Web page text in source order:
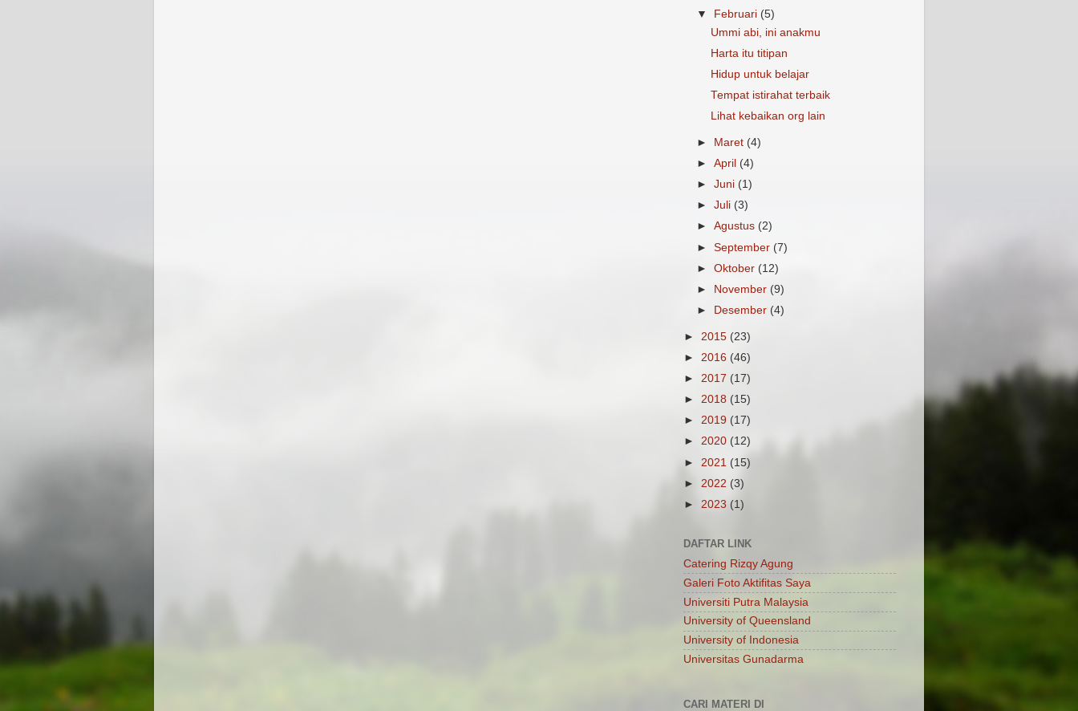
▼
Februari (5)
Ummi abi, ini anakmu
Harta itu titipan
Hidup untuk belajar
Tempat istirahat terbaik
Lihat kebaikan org lain
► Maret (4)
►April (4)
►Juni (1)
►Juli (3)
►Agustus (2)
►September (7)
►Oktober (12)
►
November (9)
►
Desember (4)
► 2015 (23)
► 2016 (46)
► 2017 (17)
► 2018 (15)
► 2019 (17)
► 2020 (12)
► 2021 (15)
► 2022 (3)
► 2023 (1)
DAFTAR LINK
Catering Rizqy Agung
Galeri Foto Aktifitas Saya
Universiti Putra Malaysia
University of Queensland
University of Indonesia
Universitas Gunadarma
CARI MATERI DI